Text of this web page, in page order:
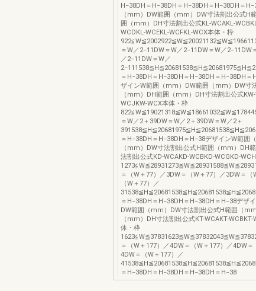
H−38DH＝H−38DH＝H−38DH＝H−38DH＝
（mm）DW範囲（mm）DW寸法割出公式H
囲（mm）DH寸法割出公式KL-WCAKL-
WCDKL-WCEKL-WCFKL-WCX本体・枠
＝W／2−11DW＝W／2−11DW＝W／2−11DW
／2−11DW＝W／
＝H−38DH＝H−38DH＝H−38DH＝H−38DH＝
ザインW範囲（mm）DW範囲（mm）DW寸
（mm）DH範囲（mm）DH寸法割出公式
WCJKW-WCX本体・枠
＝W／2＋39DW＝W／2＋39DW＝W／2＋
＝H−38DH＝H−38DH＝H−38デザインW範囲
（mm）DW寸法割出公式H範囲（mm）DH
法割出公式KD-WCAKD-WCBKD-WCGKD-
＝（W＋77）／3DW＝（W＋77）／3DW＝（
（W＋77）／
＝H−38DH＝H−38DH＝H−38DH＝H−38デザ
DW範囲（mm）DW寸法割出公式H範囲（
（mm）DH寸法割出公式KT-WCAKT-WCBKT-
体・枠
＝（W＋177）／4DW＝（W＋177）／4DW＝
4DW＝（W＋177）／
＝H−38DH＝H−38DH＝H−38DH＝H−38